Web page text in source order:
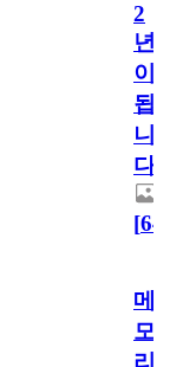
2
년
이
됩
니
다.
[64
메
모